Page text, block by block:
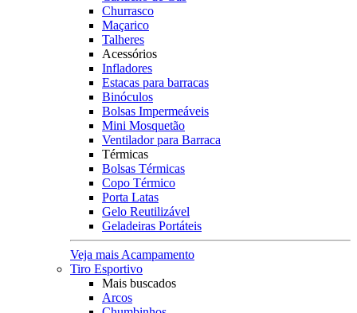
Churrasco
Maçarico
Talheres
Acessórios
Infladores
Estacas para barracas
Binóculos
Bolsas Impermeáveis
Mini Mosquetão
Ventilador para Barraca
Térmicas
Bolsas Térmicas
Copo Térmico
Porta Latas
Gelo Reutilizável
Geladeiras Portáteis
Veja mais Acampamento
Tiro Esportivo
Mais buscados
Arcos